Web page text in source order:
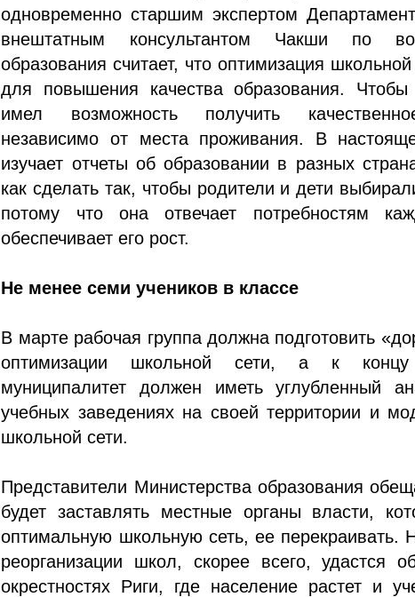
одновременно старшим экспертом
внештатным консультантом Чакши по
образования считает, что оптимизация
для повышения качества образования.
имел возможность получить
независимо от места проживания. В
изучает отчеты об образовании в разных
как сделать так, чтобы родители и дети
потому что она отвечает потребностям
обеспечивает его рост.
Не менее семи учеников в классе
В марте рабочая группа должна подготовить
оптимизации школьной сети, а к
муниципалитет должен иметь углубленный
учебных заведениях на своей территории и
школьной сети.
Представители Министерства образования
будет заставлять местные органы власти,
оптимальную школьную сеть, ее перекраивать.
реорганизации школ, скорее всего, удастся
окрестностях Риги, где население растет и